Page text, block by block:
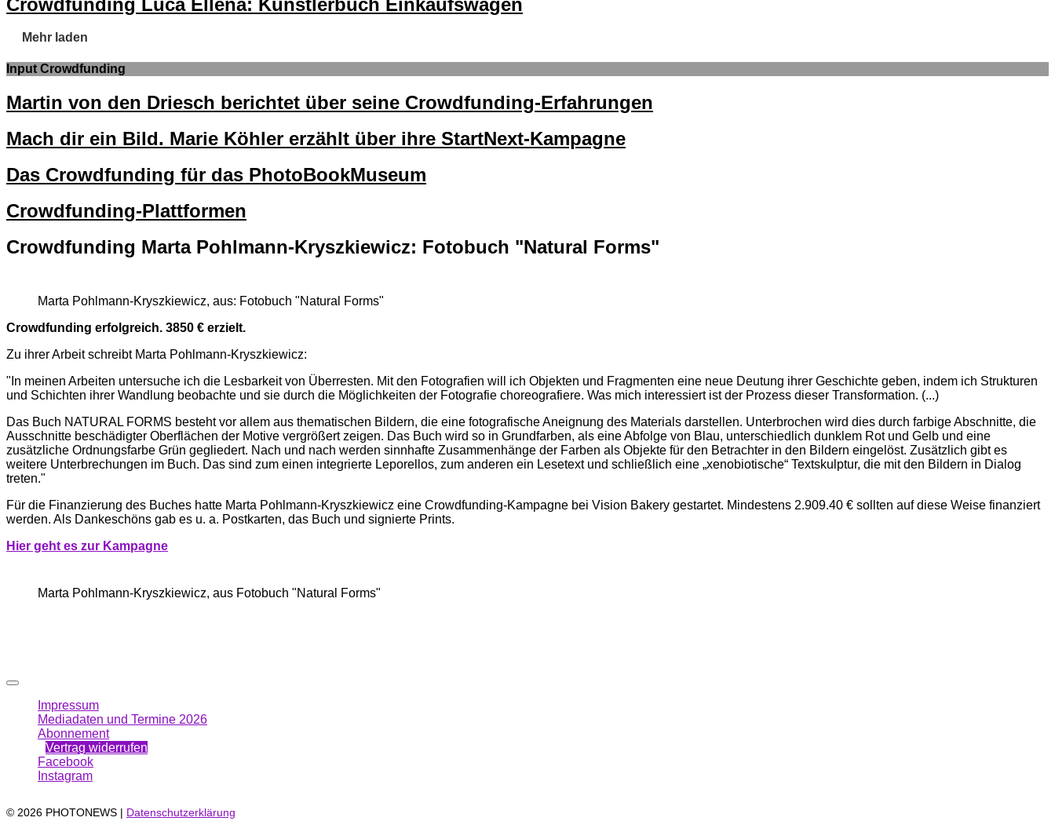
Crowdfunding Luca Ellena: Künstlerbuch Einkaufswagen
Mehr laden
Input Crowdfunding
Martin von den Driesch berichtet über seine Crowdfunding-Erfahrungen
Mach dir ein Bild. Marie Köhler erzählt über ihre StartNext-Kampagne
Das Crowdfunding für das PhotoBookMuseum
Crowdfunding-Plattformen
Crowdfunding Marta Pohlmann-Kryszkiewicz: Fotobuch "Natural Forms"
Marta Pohlmann-Kryszkiewicz, aus: Fotobuch "Natural Forms"
Crowdfunding erfolgreich. 3850 € erzielt.
Zu ihrer Arbeit schreibt Marta Pohlmann-Kryszkiewicz:
"In meinen Arbeiten untersuche ich die Lesbarkeit von Überresten. Mit den Fotografien will ich Objekten und Fragmenten eine neue Deutung ihrer Geschichte geben, indem ich Strukturen
und Schichten ihrer Wandlung beobachte und sie durch die Möglichkeiten der Fotografie choreografiere. Was mich interessiert ist der Prozess dieser Transformation. (...)
Das Buch NATURAL FORMS besteht vor allem aus thematischen Bildern, die eine fotografische Aneignung des Materials darstellen. Unterbrochen wird dies durch farbige Abschnitte, die
Ausschnitte beschädigter Oberflächen der Motive vergrößert zeigen. Das Buch wird so in Grundfarben, als eine Abfolge von Blau, unterschiedlich dunklem Rot und Gelb und eine
zusätzliche Ordnungsfarbe Grün gegliedert. Nach und nach werden sinnhafte Zusammenhänge der Farben als Objekte für den Betrachter in den Bildern eingelöst. Zusätzlich gibt es
weitere Unterbrechungen im Buch. Das sind zum einen integrierte Leporellos, zum anderen ein Lesetext und schließlich eine „xenobiotische“ Textskulptur, die mit den Bildern in Dialog
treten."
Für die Finanzierung des Buches hatte Marta Pohlmann-Kryszkiewicz eine Crowdfunding-Kampagne bei Vision Bakery gestartet. Mindestens 2.909.40 € sollten auf diese Weise finanziert
werden. Als Dankeschöns gab es u. a. Postkarten, das Buch und signierte Prints.
Hier geht es zur Kampagne
Marta Pohlmann-Kryszkiewicz, aus Fotobuch "Natural Forms"
Impressum
Mediadaten und Termine 2026
Abonnement
Vertrag widerrufen
Facebook
Instagram
© 2026 PHOTONEWS | Datenschutzerklärung